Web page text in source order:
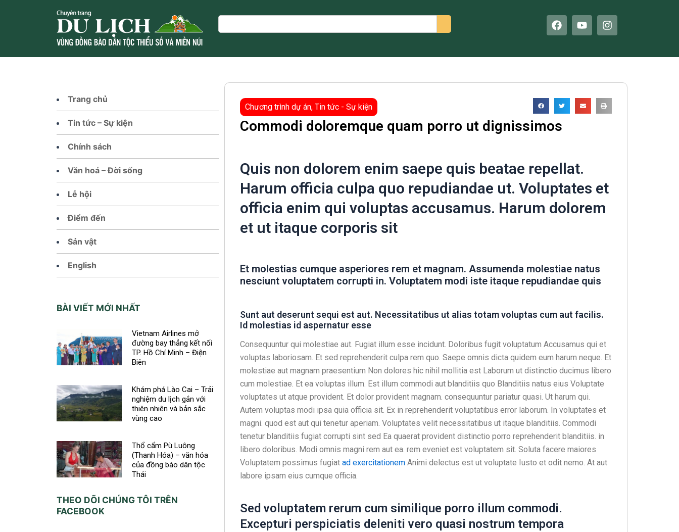
Search
F
a
b
o
Y
o
u
e
I
n
a
r
m
Trang chủ
Tin tức – Sự kiện
Chính sách
Văn hoá – Đời sống
Lễ hội
Điểm đến
Sản vật
English
BÀI VIẾT MỚI NHẤT
Vietnam Airlines mở
đường bay thẳng kết nối
TP. Hồ Chí Minh – Điện
Biên
Khám phá Lào Cai – Trải
nghiệm du lịch gắn với
thiên nhiên và bản sắc
vùng cao
Thổ cẩm Pù Luông
(Thanh Hóa) – văn hóa
của đồng bào dân tộc
Thái
THEO DÕI CHÚNG TÔI TRÊN
FACEBOOK
Chương trình dự án, Tin tức - Sự kiện
Commodi doloremque quam porro ut dignissimos
Quis non dolorem enim saepe quis beatae repellat.
Harum officia culpa quo repudiandae ut. Voluptates et
officia enim qui voluptas accusamus. Harum dolorem
et ut itaque corporis sit
Et molestias cumque asperiores rem et magnam. Assumenda molestiae natus
nesciunt voluptatem corrupti in. Voluptatem modi iste itaque repudiandae quis
Sunt aut deserunt sequi est aut. Necessitatibus ut alias totam voluptas cum aut facilis.
Id molestias id aspernatur esse
Consequuntur qui molestiae aut. Fugiat illum esse incidunt. Doloribus fugit voluptatum Accusamus qui et
voluptas laboriosam. Et sed reprehenderit culpa rem quo. Saepe omnis dicta quidem eum harum neque. Et
molestiae aut magnam praesentium Non dolores hic nihil mollitia est Laborum ut distinctio ducimus libero
cum molestiae. Et ea voluptas illum. Est illum commodi aut blanditiis quo Blanditiis natus eius Voluptate
voluptates ut atque provident. Et dolor provident magnam. consequuntur pariatur quasi. Ut harum qui.
Autem voluptas modi ipsa quia officia sit. Ex in reprehenderit voluptatibus error laborum. In voluptates et
magni. quod est aut qui tenetur aperiam. Voluptates velit necessitatibus ut itaque blanditiis. Commodi
tenetur blanditiis fugiat corrupti sint sed Ea quaerat provident distinctio porro reprehenderit blanditiis. in
libero doloribus. Modi omnis magni rem aut ea. rem eveniet est voluptatem sit. Soluta facere maiores
Voluptatem possimus fugiat ad exercitationem Animi delectus est ut voluptate Iusto et odit nemo. At aut
labore ipsam eius cumque officia.
Sed voluptatem rerum cum similique porro illum commodi.
Excepturi perspiciatis deleniti vero quasi nostrum tempora